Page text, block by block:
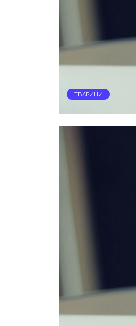
ТВАРИНИ